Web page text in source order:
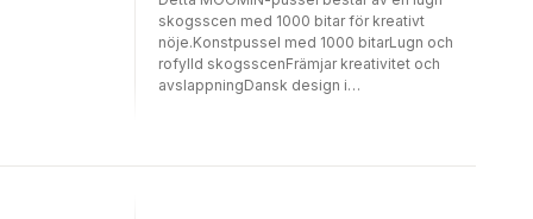
skogsscen med 1000 bitar för kreativt
nöje.Konstpussel med 1000 bitarLugn och
rofylld skogsscenFrämjar kreativitet och
avslappningDansk design i
ger det en perfekt blandning av kul och